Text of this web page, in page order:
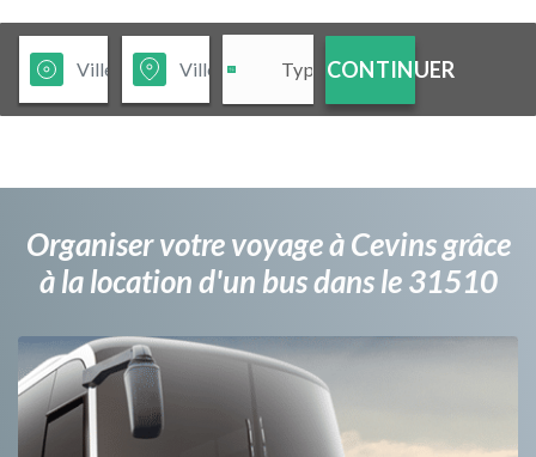
CONTINUER
Organiser votre voyage à Cevins grâce
à la location d'un bus dans le 31510